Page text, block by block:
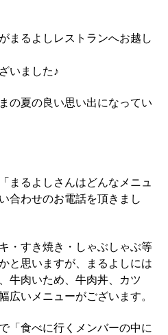
まるよしレストランへお越し
いました♪
の夏の良い思い出になってい
まるよしさんはどんなメニュ
合わせのお電話を頂きまし
・すき焼き・しゃぶしゃぶ等
と思いますが、まるよしには
牛肉いため、牛肉丼、カツ
広いメニューがございます。
「食べに行くメンバーの中に